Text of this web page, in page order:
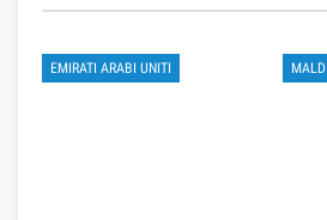
EMIRATI ARABI UNITI